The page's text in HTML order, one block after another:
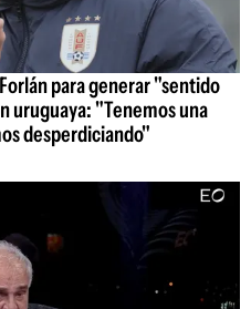
para generar "sentido
uruguaya: "Tenemos una
desperdiciando"